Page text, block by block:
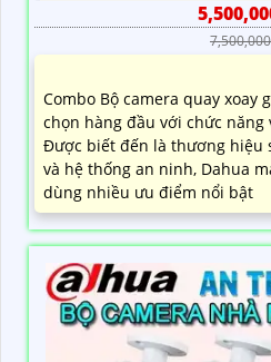
Combo Bộ camera quay xoay
chọn hàng đầu với chức
Được biết đến là thương hiệu
và hệ thống an ninh, Dahua
dùng nhiều ưu điểm nổi bật